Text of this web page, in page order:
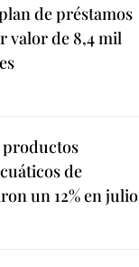
de préstamos
valor de 8,4 mil
productos
de
un 12% en julio